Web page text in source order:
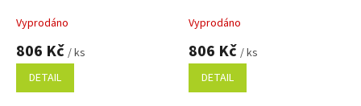
Vyprodáno
806 Kč / ks
DETAIL
Vyprodáno
806 Kč / ks
DETAIL